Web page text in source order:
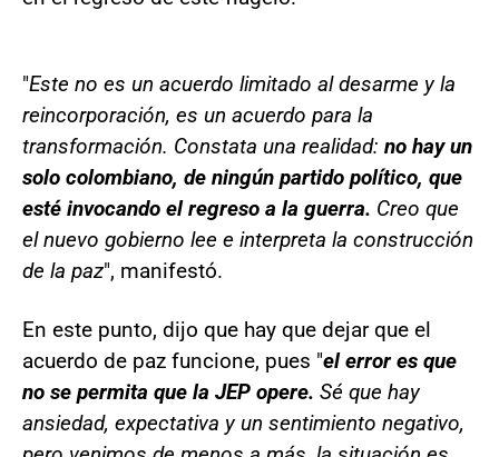
"Este no es un acuerdo limitado al desarme y la
reincorporación, es un acuerdo para la
transformación. Constata una realidad: no hay un
solo colombiano, de ningún partido político, que
esté invocando el regreso a la guerra. Creo que
el nuevo gobierno lee e interpreta la construcción
de la paz", manifestó.
En este punto, dijo que hay que dejar que el
acuerdo de paz funcione, pues "el error es que
no se permita que la JEP opere. Sé que hay
ansiedad, expectativa y un sentimiento negativo,